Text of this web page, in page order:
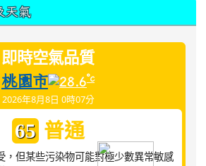
天氣
即時空氣品質
桃園市 28.6°c
2026年8月8日 0時07分
65 普通
，但某些污染物可能對極少數異常敏感